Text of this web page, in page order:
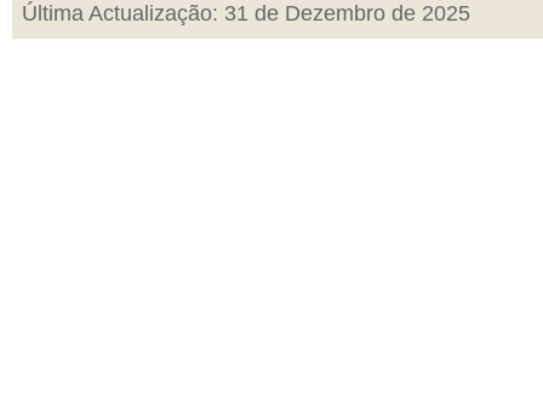
Última Actualização: 31 de Dezembro de 2025